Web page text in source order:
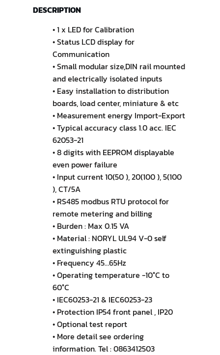
DESCRIPTION
• 1 x LED for Calibration
• Status LCD display for
Communication
• Small modular size,DIN rail mounted
and electrically isolated inputs
• Easy installation to distribution
boards, load center, miniature & etc
• Measurement energy Import-Export
• Typical accuracy class 1.0 acc. IEC
62053-21
• 8 digits with EEPROM displayable
even power failure
• Input current 10(50 ), 20(100 ), 5(100
), CT/5A
• RS485 modbus RTU protocol for
remote metering and billing
• Burden : Max 0.15 VA
• Material : NORYL UL94 V-0 self
extinguishing plastic
• Frequency 45…65Hz
• Operating temperature -10°C to
60°C
• IEC60253-21 & IEC60253-23
• Protection IP54 front panel , IP20
• Optional test report
• More detail see ordering
information. Tel : 0863412503